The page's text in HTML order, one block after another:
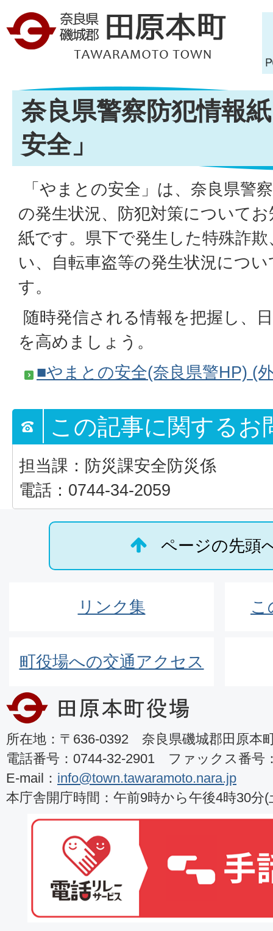
奈良県警察防犯情報
安全」
「やまとの安全」は、奈良県警
の発生状況、防犯対策について
紙です。県下で発生した特殊詐
い、自転車盗等の発生状況につ
す。
随時発信される情報を把握し、
を高めましょう。
■やまとの安全(奈良県警HP) (
この記事に関するお
担当課：防災課安全防災係
電話：0744-34-2059
ページの先頭
リンク集 こ
町役場への交通アクセス
所在地：〒636-0392 奈良県磯城郡田原本
電話番号：0744-32-2901 ファックス番号
E-mail： info@town.tawaramoto.nara.jp
本庁舎開庁時間：午前9時から午後4時30分